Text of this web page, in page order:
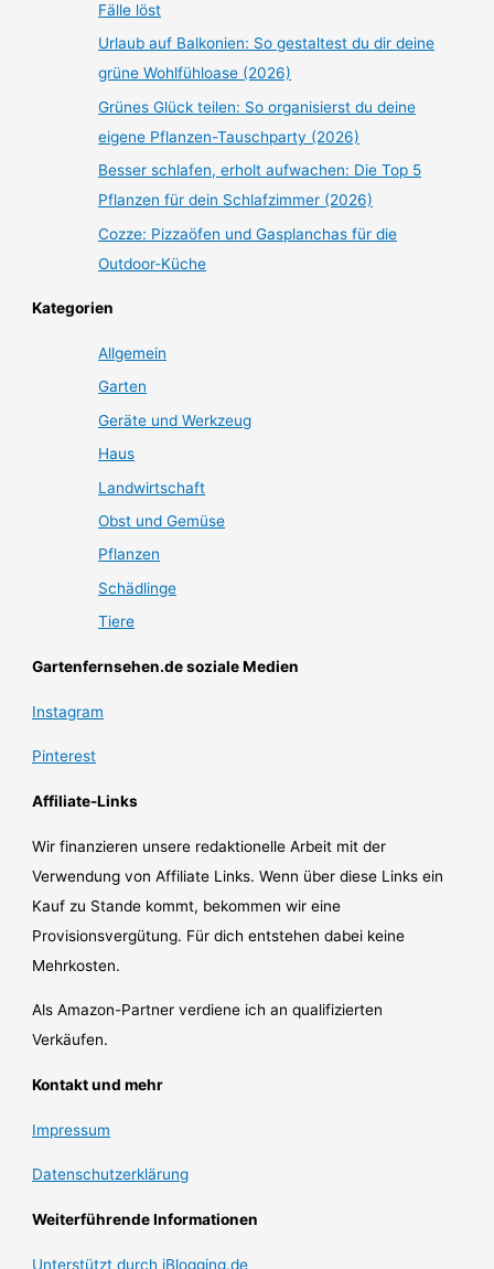
Fälle löst
Urlaub auf Balkonien: So gestaltest du dir deine
grüne Wohlfühloase (2026)
Grünes Glück teilen: So organisierst du deine
eigene Pflanzen-Tauschparty (2026)
Besser schlafen, erholt aufwachen: Die Top 5
Pflanzen für dein Schlafzimmer (2026)
Cozze: Pizzaöfen und Gasplanchas für die
Outdoor-Küche
Kategorien
Allgemein
Garten
Geräte und Werkzeug
Haus
Landwirtschaft
Obst und Gemüse
Pflanzen
Schädlinge
Tiere
Gartenfernsehen.de soziale Medien
Instagram
Pinterest
Affiliate-Links
Wir finanzieren unsere redaktionelle Arbeit mit der
Verwendung von Affiliate Links. Wenn über diese Links ein
Kauf zu Stande kommt, bekommen wir eine
Provisionsvergütung. Für dich entstehen dabei keine
Mehrkosten.
Als Amazon-Partner verdiene ich an qualifizierten
Verkäufen.
Kontakt und mehr
Impressum
Datenschutzerklärung
Weiterführende Informationen
Unterstützt durch iBlogging.de